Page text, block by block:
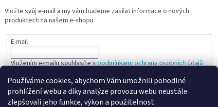
Používáme cookies, abychom Vám umožnili pohodlné
prohlížení webu a díky analýze provozu webu neustále
zlepšovali jeho funkce, výkon a použitelnost.
Vložte svůj e-mail a my vám budeme zasílat informace o nových
produktech na našem e-shopu.
E-mail
Vložením e-mailu souhlasíte spodmínkami ochrany osobních údajů
PŘIHLÁSIT SE